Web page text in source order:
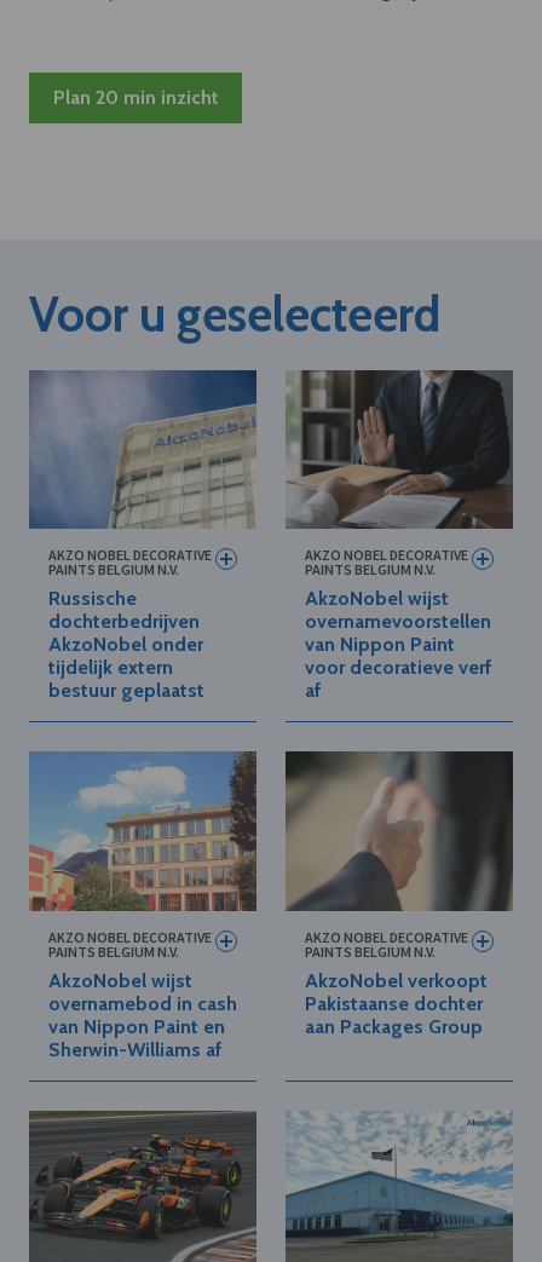
Plan 20 min inzicht
Voor u geselecteerd
AKZO NOBEL DECORATIVE
PAINTS BELGIUM N.V.
Russische
dochterbedrijven
AkzoNobel onder
tijdelijk extern
bestuur geplaatst
AKZO NOBEL DECORATIVE
PAINTS BELGIUM N.V.
AkzoNobel wijst
overnamevoorstellen
van Nippon Paint
voor decoratieve verf
af
AKZO NOBEL DECORATIVE
PAINTS BELGIUM N.V.
AkzoNobel wijst
overnamebod in cash
van Nippon Paint en
Sherwin-Williams af
AKZO NOBEL DECORATIVE
PAINTS BELGIUM N.V.
AkzoNobel verkoopt
Pakistaanse dochter
aan Packages Group